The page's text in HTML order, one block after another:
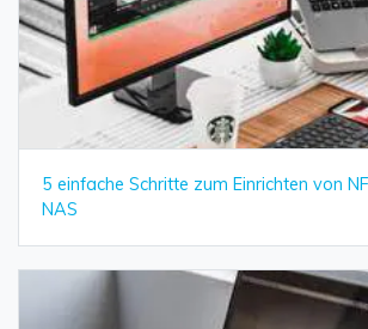
5 einfache Schritte zum Einrichten von
NAS